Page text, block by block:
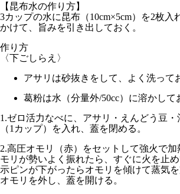
【昆布水の作り方】
3カップの水に昆布（10cm×5cm）を2枚入
かけて、旨みを引き出しておく。
作り方
〈下ごしらえ〉
アサリは砂抜きをして、よく洗って
葛粉は水（分量外/50cc）に溶かして
1.ゼロ活力なべに、アサリ・えんどう豆
（1カップ）を入れ、蓋を閉める。
2.高圧オモリ（赤） をセットして強火で加
モリが勢いよく振れたら、すぐに火を止
示ピンが下がったらオモリを傾けて蒸気
オモリを外し、蓋を開ける。